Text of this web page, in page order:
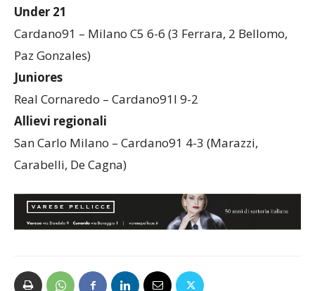
Under 21
Cardano91 – Milano C5 6-6 (3 Ferrara, 2 Bellomo,
Paz Gonzales)
Juniores
Real Cornaredo – Cardano91l 9-2
Allievi regionali
San Carlo Milano – Cardano91 4-3 (Marazzi,
Carabelli, De Cagna)